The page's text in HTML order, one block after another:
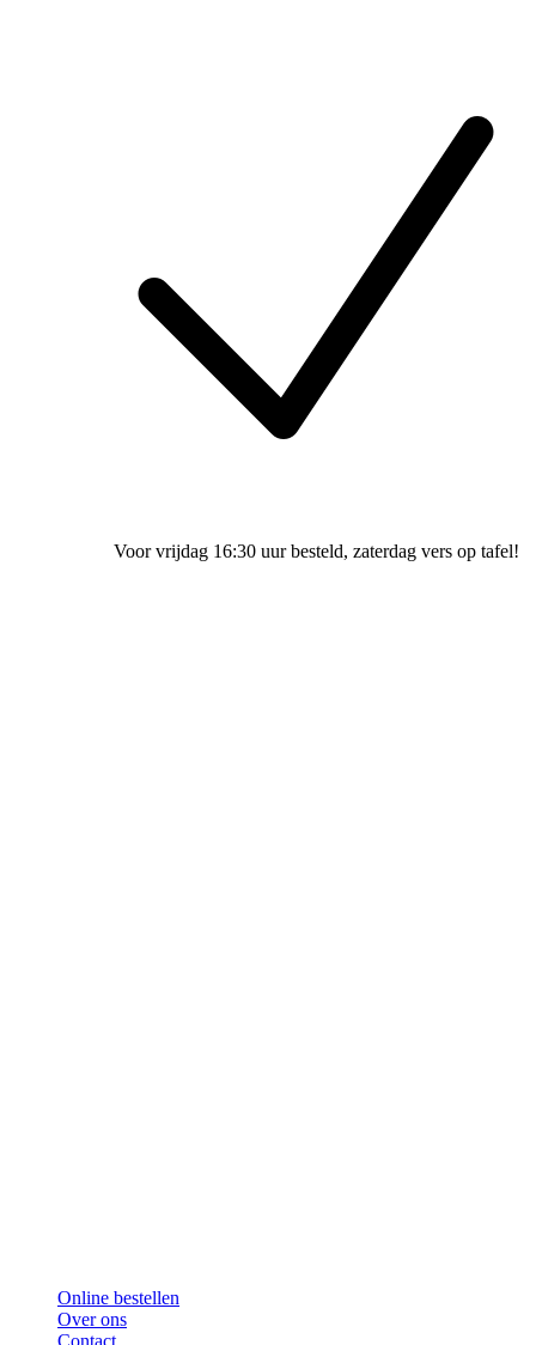
Voor vrijdag 16:30 uur besteld, zaterdag vers op tafel!
Online bestellen
Over ons
Contact